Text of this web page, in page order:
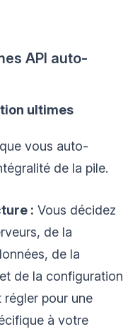
API auto-
ultimes
vous auto-
de la pile.
: Vous décidez
de la
de la
de la configuration
régler pour une
à votre